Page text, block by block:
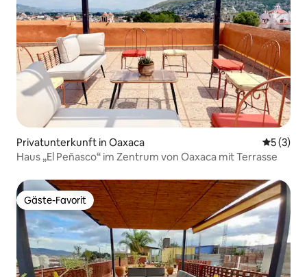
Privatunterkunft in Oaxaca
5 (3)
Haus „El Peñasco“ im Zentrum von Oaxaca mit Terrasse
Gäste-Favorit
Gäste-Favorit